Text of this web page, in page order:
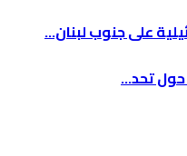
على جنوب لبنان...
حول تحد...